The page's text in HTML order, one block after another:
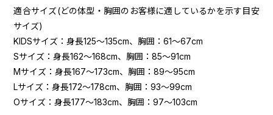
適合サイズ(どの体型・胸囲のお客様に適しているかを示す目安
サイズ)
KIDSサイズ：身長125～135cm、胸囲：61～67cm
Sサイズ：身長162～168cm、胸囲：85～91cm
Mサイズ：身長167～173cm、胸囲：89～95cm
Lサイズ：身長172～178cm、胸囲：93～99cm
Oサイズ：身長177～183cm、胸囲：97～103cm